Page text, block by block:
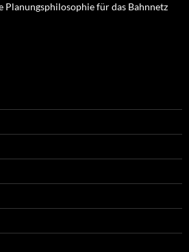
Planungsphilosophie für das Bahnnetz